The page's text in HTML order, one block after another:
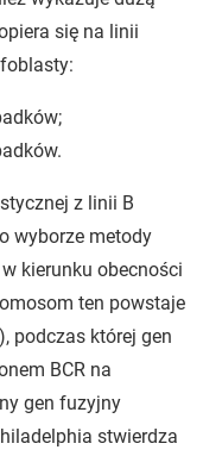
się na linii
z linii B
wyborze metody
kierunku obecności
ten powstaje
podczas której gen
BCR na
gen fuzyjny
stwierdza